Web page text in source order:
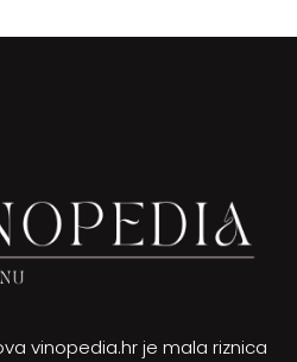
vinopedia.hr je mala riznica